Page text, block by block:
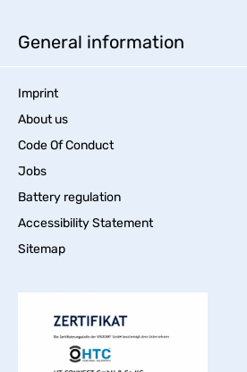
General information
Imprint
About us
Code Of Conduct
Jobs
Battery regulation
Accessibility Statement
Sitemap